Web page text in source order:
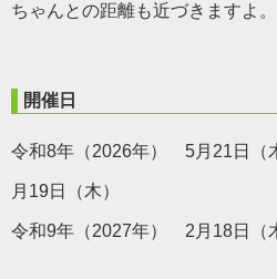
ちゃんとの距離も近づきますよ。
開催日
令和8年（2026年） 5月21日（
月19日（木）
令和9年（2027年） 2月18日（